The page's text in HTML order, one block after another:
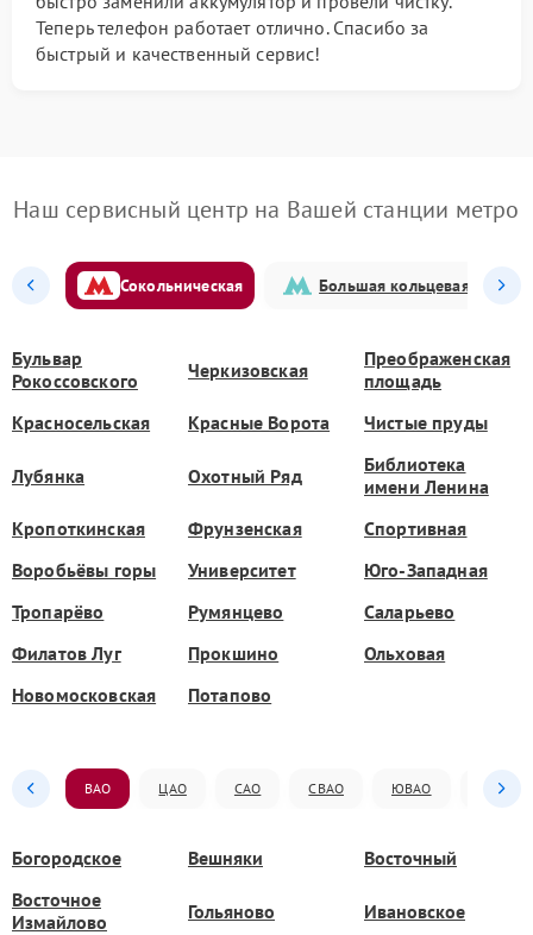
Теперь телефон работает отлично. Спасибо за
быстрый и качественный сервис!
Наш сервисный центр на Вашей станции метро
Сокольническая Большая кольцевая
Бульвар
Рокоссовского
Черкизовская
Преображенская
площадь
Красносельская
Красные Ворота Чистые пруды
Лубянка Охотный Ряд
Библиотека
имени Ленина
Кропоткинская
Фрунзенская
Спортивная
Воробьёвы горы
Университет
Юго-Западная
Тропарёво
Румянцево
Саларьево
Филатов Луг
Прокшино
Ольховая
Новомосковская
Потапово
ВАО ЦАО САО СВАО ЮВАО ЮАО
Богородское Вешняки
Восточный
Восточное
Измайлово
Гольяново Ивановское